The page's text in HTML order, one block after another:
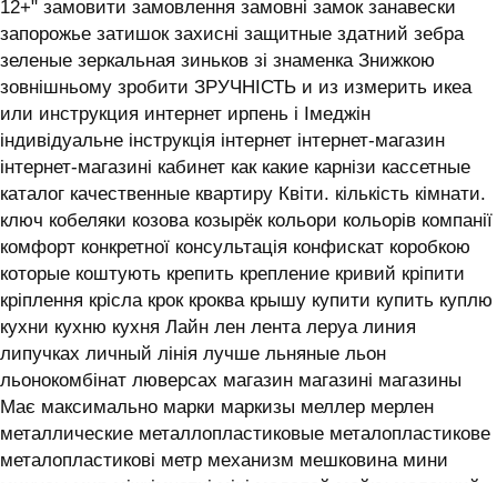
12+" замовити замовлення замовні замок занавески
запорожье затишок захисні защитные здатний зебра
зеленые зеркальная зиньков зі знаменка Знижкою
зовнішньому зробити ЗРУЧНІСТЬ и из измерить икеа
или инструкция интернет ирпень і ‎Імеджін
індивідуальне інструкція інтернет інтернет-магазин
інтернет-магазині кабинет как какие карнізи кассетные
каталог качественные квартиру Квіти. кількість кімнати.
ключ кобеляки козова козырёк кольори кольорів компанії
комфорт конкретної консультація конфискат коробкою
которые коштують крепить крепление кривий кріпити
кріплення крісла крок кроква крышу купити купить куплю
кухни кухню кухня ‎Лайн лен лента леруа линия
липучках личный лінія лучше льняные льон
льонокомбінат люверсах магазин магазині магазины
Має максимально марки маркизы меллер мерлен
металлические металлопластиковые металопластикове
металопластикові метр механизм мешковина мини